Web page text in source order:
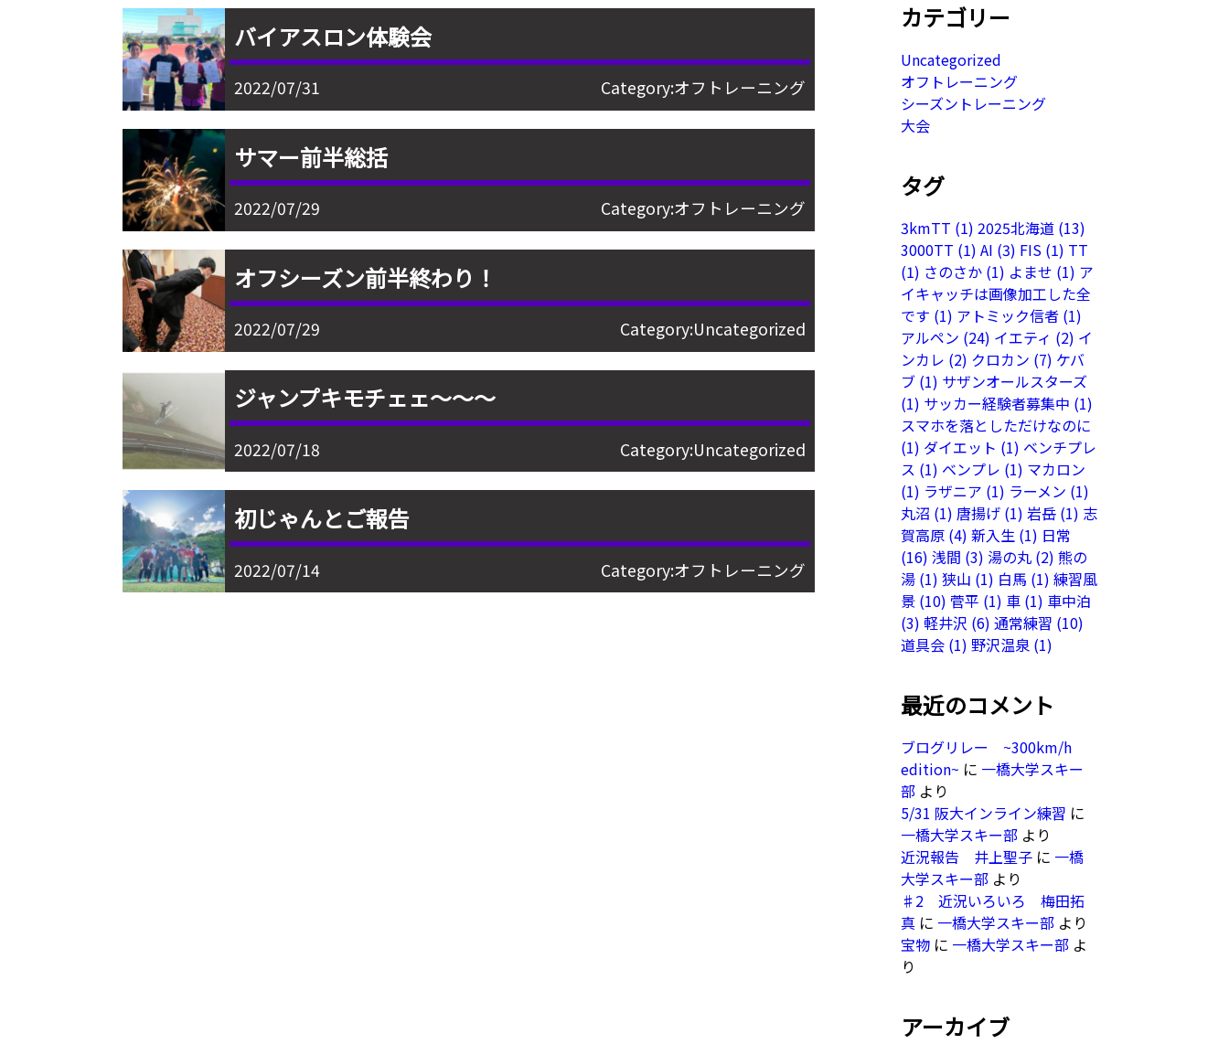
バイアスロン体験会
2022/07/31 Category:オフトレーニング
サマー前半総括
2022/07/29 Category:オフトレーニング
オフシーズン前半終わり！
2022/07/29 Category:Uncategorized
ジャンプキモチェェ〜〜〜
2022/07/18 Category:Uncategorized
初じゃんとご報告
2022/07/14 Category:オフトレーニング
カテゴリー
Uncategorized
オフトレーニング
シーズントレーニング
大会
タグ
3kmTT (1) 2025北海道(13)
3000TT (1) AI (3) FIS(1) TT
(1) さのさか(1) よませ (1) ア
イキャッチは画像加工した全
です (1) アトミック信者(1)
アルペン (24) イエティ (2) イ
ンカレ (2) クロカン (7) ケバ
ブ(1) サザンオールスターズ
(1) サッカー経験者募集中 (1)
スマホを落としただけなのに
(1) ダイエット (1) ベンチプレ
ス (1) ベンプレ (1) マカロン
(1) ラザニア (1) ラーメン (1)
丸沼 (1) 唐揚げ(1) 岩岳(1) 志
賀高原(4) 新入生(1) 日常
(16) 浅間 (3) 湯の丸(2) 熊の
湯(1) 狭山 (1) 白馬 (1) 練習風
景(10) 菅平 (1) 車(1) 車中泊
(3) 軽井沢 (6) 通常練習 (10)
道具会(1) 野沢温泉(1)
最近のコメント
ブログリレー ~300km/h
edition~ に 一橋大学スキー
部より
5/31 阪大インライン練習 に
一橋大学スキー部より
近況報告 井上聖子に 一橋
大学スキー部より
♯2 近況いろいろ 梅田拓
真に 一橋大学スキー部より
宝物に 一橋大学スキー部よ
り
アーカイブ